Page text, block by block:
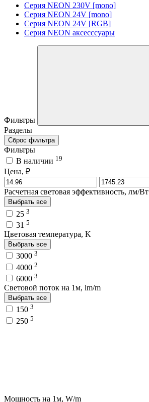
Серия NEON 230V [mono]
Серия NEON 24V [mono]
Серия NEON 24V [RGB]
Серия NEON аксесссуары
Фильтры
Разделы
Сброс фильтра
Фильтры
В наличии 19
Цена, ₽
Расчетная световая эффективность, лм/Вт
Выбрать все
25 3
31 5
Цветовая температура, K
Выбрать все
3000 3
4000 2
6000 3
Световой поток на 1м, lm/m
Выбрать все
150 3
250 5
Мощность на 1м, W/m